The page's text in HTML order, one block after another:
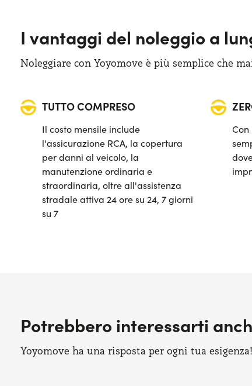
Cruise control adattivo
Display touchscreen da 12"
Quadro strumenti digitale
Sensori di parcheggio anteriori & posteriori
Sistema di avviso e mantenimento della
Sistema di frenata d'emergenza attiva
Telecamera posteriore di parcheggio
Bagagliaio (max): 1525 lt
Bagagliaio (min): 490 lt
I vantaggi del noleggio a
Noleggiare con Yoyomove è più semplice che
TUTTO COMPRESO
Il costo mensile include
l'assicurazione RCA, la copertura
per danni al veicolo, la
manutenzione ordinaria e
straordinaria, oltre all'assistenza
stradale attiva 24 ore su 24, 7 giorni
su 7
Con
Potrebbero interessarti
Yoyomove ha una risposta per ogni tua